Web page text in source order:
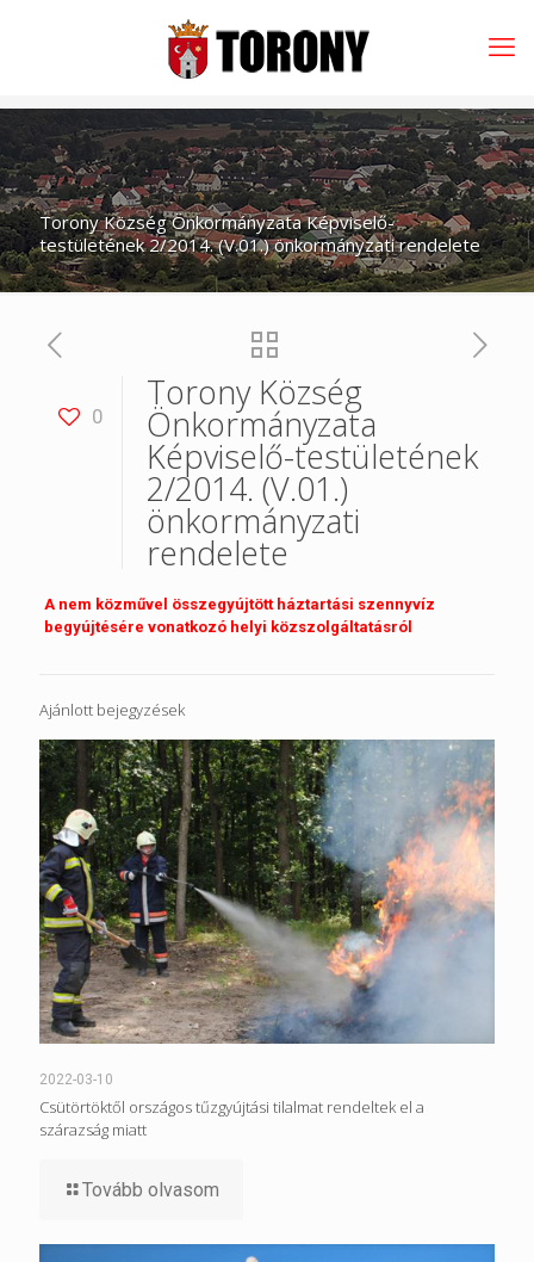
Torony Község Önkormányzata Képviselő-
testületének 2/2014. (V.01.) önkormányzati rendelete
0
Torony Község
Önkormányzata
Képviselő-testületének
2/2014. (V.01.)
önkormányzati
rendelete
A nem közművel összegyújtött háztartási szennyvíz
begyújtésére vonatkozó helyi közszolgáltatásról
Ajánlott bejegyzések
2022-03-10
Csütörtöktől országos tűzgyújtási tilalmat rendeltek el a
szárazság miatt
Tovább olvasom